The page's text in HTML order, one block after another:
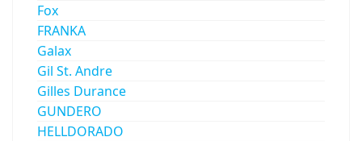
Fox
FRANKA
Galax
Gil St. Andre
Gilles Durance
GUNDERO
HELLDORADO